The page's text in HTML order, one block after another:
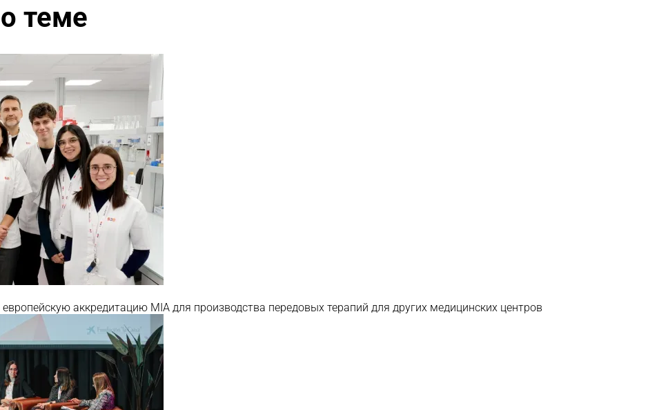
теме
аккредитацию MIA для производства передовых терапий для других медицинских центров